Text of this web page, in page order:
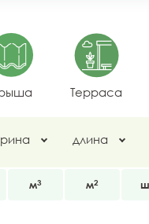
Терраса
длина
м3 м2